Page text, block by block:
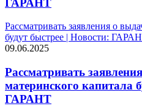
Рассматривать заявления о
будут быстрее | Новости:
09.06.2025
Рассматривать
материнского капитала
ГАРАНТ